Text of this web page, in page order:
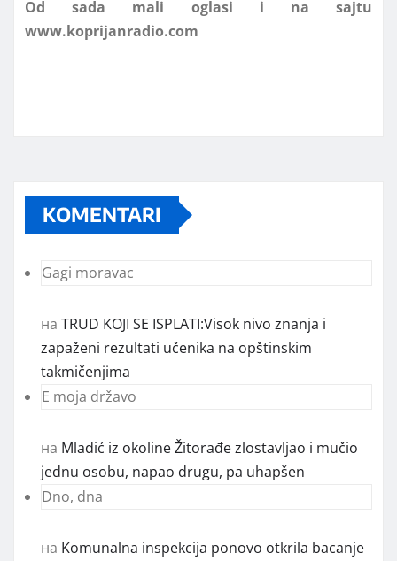
KOMENTARI
Gagi moravac
на TRUD KOJI SE ISPLATI:Visok nivo znanja i
zapaženi rezultati učenika na opštinskim
takmičenjima
E moja državo
на Mladić iz okoline Žitorađe zlostavljao i mučio
jednu osobu, napao drugu, pa uhapšen
Dno, dna
на Komunalna inspekcija ponovo otkrila bacanje